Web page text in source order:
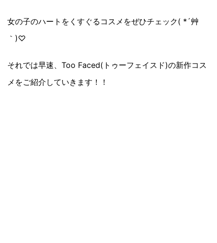
女の子のハートをくすぐるコスメをぜひチェック( *´艸
｀)♡
それでは早速、Too Faced(トゥーフェイスド)の新作コス
メをご紹介していきます！！